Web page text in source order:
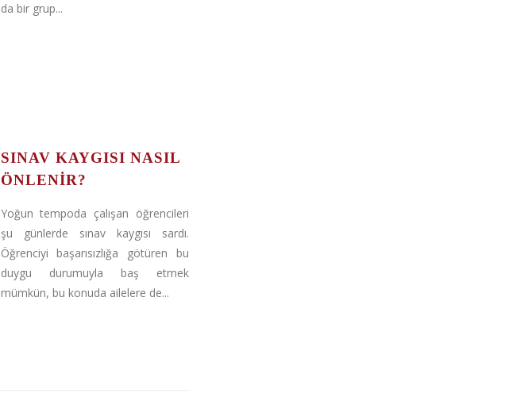
da bir grup...
SINAV KAYGISI NASIL
ÖNLENIR?
Yoğun tempoda çalışan öğrencileri
şu günlerde sınav kaygısı sardı.
Öğrenciyi başarısızlığa götüren bu
duygu durumuyla baş etmek
mümkün, bu konuda ailelere de...